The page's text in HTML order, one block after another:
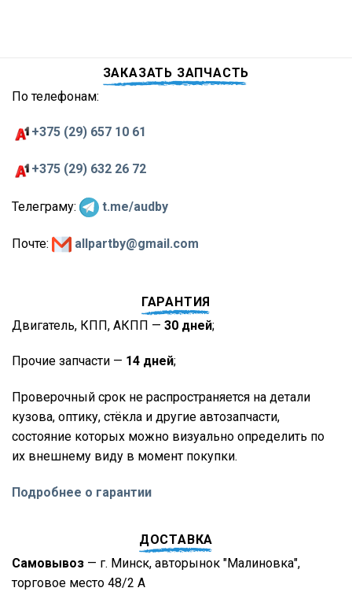
ЗАКАЗАТЬ ЗАПЧАСТЬ
По телефонам:
+375 (29) 657 10 61
+375 (29) 632 26 72
Телеграму: t.me/audby
Почте: allpartby@gmail.com
ГАРАНТИЯ
Двигатель, КПП, АКПП — 30 дней;
Прочие запчасти — 14 дней;
Проверочный срок не распространяется на детали
кузова, оптику, стёкла и другие автозапчасти,
состояние которых можно визуально определить по
их внешнему виду в момент покупки.
Подробнее о гарантии
ДОСТАВКА
Самовывоз — г. Минск, авторынок "Малиновка",
торговое место 48/2 А